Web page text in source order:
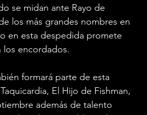
se midan ante Rayo de
los más grandes nombres en
en esta despedida promete
los encordados.
formará parte de esta
El Hijo de Fishman,
además de talento